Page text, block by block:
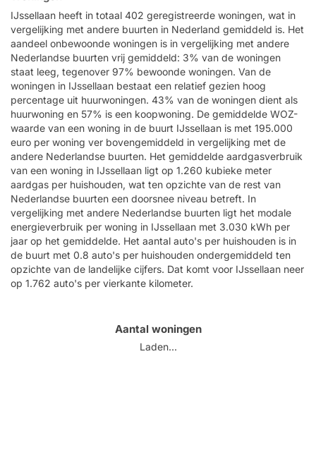
IJssellaan heeft in totaal 402 geregistreerde woningen, wat in
vergelijking met andere buurten in Nederland gemiddeld is. Het
aandeel onbewoonde woningen is in vergelijking met andere
Nederlandse buurten vrij gemiddeld: 3% van de woningen
staat leeg, tegenover 97% bewoonde woningen. Van de
woningen in IJssellaan bestaat een relatief gezien hoog
percentage uit huurwoningen. 43% van de woningen dient als
huurwoning en 57% is een koopwoning. De gemiddelde WOZ-
waarde van een woning in de buurt IJssellaan is met 195.000
euro per woning ver bovengemiddeld in vergelijking met de
andere Nederlandse buurten. Het gemiddelde aardgasverbruik
van een woning in IJssellaan ligt op 1.260 kubieke meter
aardgas per huishouden, wat ten opzichte van de rest van
Nederlandse buurten een doorsnee niveau betreft. In
vergelijking met andere Nederlandse buurten ligt het modale
energieverbruik per woning in IJssellaan met 3.030 kWh per
jaar op het gemiddelde. Het aantal auto's per huishouden is in
de buurt met 0.8 auto's per huishouden ondergemiddeld ten
opzichte van de landelijke cijfers. Dat komt voor IJssellaan neer
op 1.762 auto's per vierkante kilometer.
Aantal woningen
Laden...